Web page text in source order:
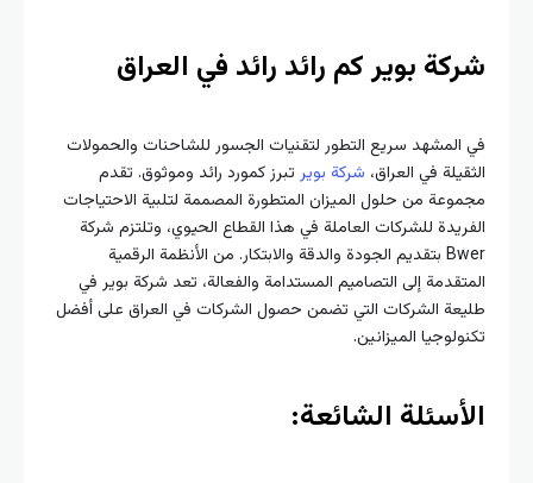
شركة بوير كم رائد رائد في العراق
في المشهد سريع التطور لتقنيات الجسور للشاحنات والحمولات
الثقيلة في العراق، شركة بوير تبرز كمورد رائد وموثوق. تقدم
مجموعة من حلول الميزان المتطورة المصممة لتلبية الاحتياجات
الفريدة للشركات العاملة في هذا القطاع الحيوي، وتلتزم شركة
Bwer بتقديم الجودة والدقة والابتكار. من الأنظمة الرقمية
المتقدمة إلى التصاميم المستدامة والفعالة، تعد شركة بوير في
طليعة الشركات التي تضمن حصول الشركات في العراق على أفضل
تكنولوجيا الميزانين.
الأسئلة الشائعة: